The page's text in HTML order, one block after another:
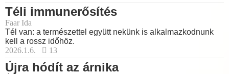
Téli immunerősítés
Faar Ida
Tél van: a természettel együtt nekünk is alkalmazkodnunk
kell a rossz időhöz.
2026.1.6.
13
Újra hódít az árnika